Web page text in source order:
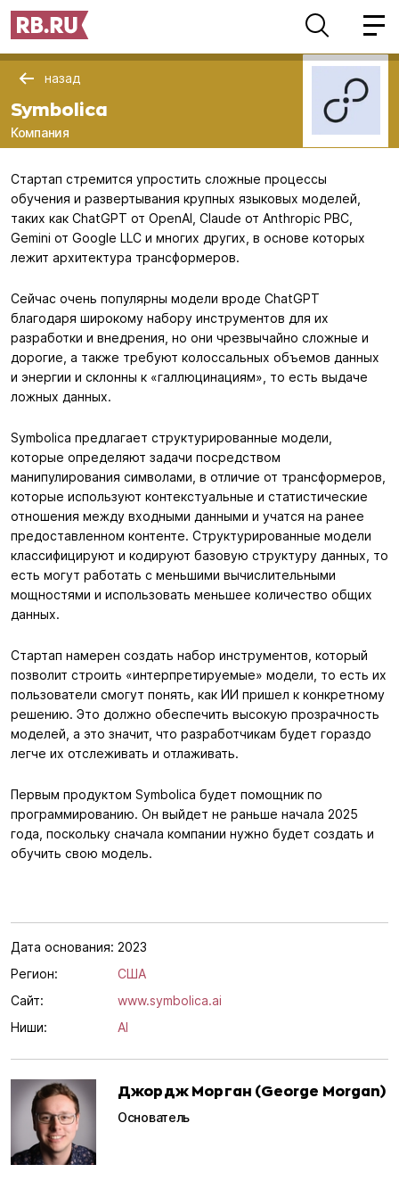
назад
Symbolica
Компания
Стартап стремится упростить сложные процессы
обучения и развертывания крупных языковых моделей,
таких как ChatGPT от OpenAI, Claude от Anthropic PBC,
Gemini от Google LLC и многих других, в основе которых
лежит архитектура трансформеров.
Сейчас очень популярны модели вроде ChatGPT
благодаря широкому набору инструментов для их
разработки и внедрения, но они чрезвычайно сложные и
дорогие, а также требуют колоссальных объемов данных
и энергии и склонны к «галлюцинациям», то есть выдаче
ложных данных.
Symbolica предлагает структурированные модели,
которые определяют задачи посредством
манипулирования символами, в отличие от трансформеров,
которые используют контекстуальные и статистические
отношения между входными данными и учатся на ранее
предоставленном контенте. Структурированные модели
классифицируют и кодируют базовую структуру данных, то
есть могут работать с меньшими вычислительными
мощностями и использовать меньшее количество общих
данных.
Стартап намерен создать набор инструментов, который
позволит строить «интерпретируемые» модели, то есть их
пользователи смогут понять, как ИИ пришел к конкретному
решению. Это должно обеспечить высокую прозрачность
моделей, а это значит, что разработчикам будет гораздо
легче их отслеживать и отлаживать.
Первым продуктом Symbolica будет помощник по
программированию. Он выйдет не раньше начала 2025
года, поскольку сначала компании нужно будет создать и
обучить свою модель.
Дата основания: 2023
Регион:
США
Сайт:
www.symbolica.ai
Ниши:
AI
Джордж Морган (George Morgan)
Основатель